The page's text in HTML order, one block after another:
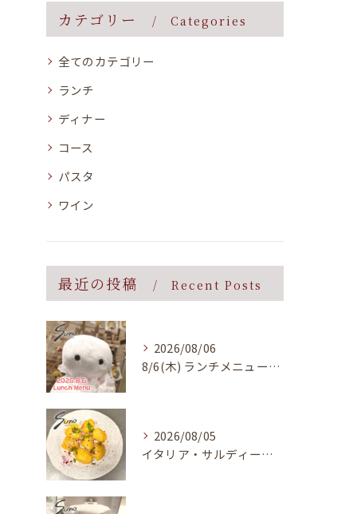
カテゴリー Categories
全てのカテゴリー
ランチ
ディナー
コース
パスタ
ワイン
最近の投稿 Recent Posts
2026/08/06
8/6(木) ランチメニューのご案内
2026/08/05
イタリア・サルディーニャ島で親しまれている郷土料理をイメージ...